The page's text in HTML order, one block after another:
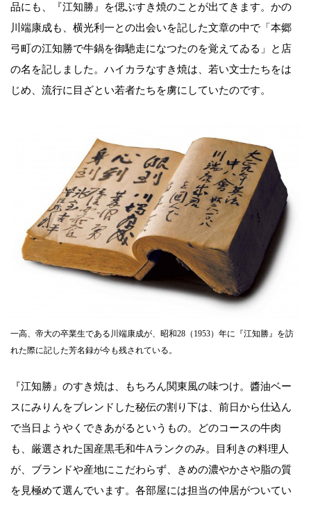
品にも、『江知勝』を偲ぶすき焼のことが出てきます。かの
川端康成も、横光利一との出会いを記した文章の中で「本郷
弓町の江知勝で牛鍋を御馳走になつたのを覚えてゐる」と店
の名を記しました。ハイカラなすき焼は、若い文士たちをは
じめ、流行に目ざとい若者たちを虜にしていたのです。
一高、帝大の卒業生である川端康成が、昭和28（1953）年に『江知勝』を訪
れた際に記した芳名録が今も残されている。
『江知勝』のすき焼は、もちろん関東風の味つけ。醬油ベー
スにみりんをブレンドした秘伝の割り下は、前日から仕込ん
で当日ようやくできあがるというもの。どのコースの牛肉
も、厳選された国産黒毛和牛Aランクのみ。目利きの料理人
が、ブランドや産地にこだわらず、きめの濃やかさや脂の質
を見極めて選んでいます。各部屋には担当の仲居がついてい